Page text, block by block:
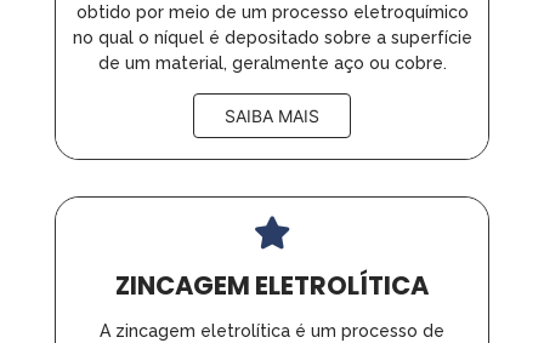
obtido por meio de um processo eletroquímico
no qual o níquel é depositado sobre a superfície
de um material, geralmente aço ou cobre.
SAIBA MAIS
ZINCAGEM ELETROLÍTICA
A zincagem eletrolítica é um processo de